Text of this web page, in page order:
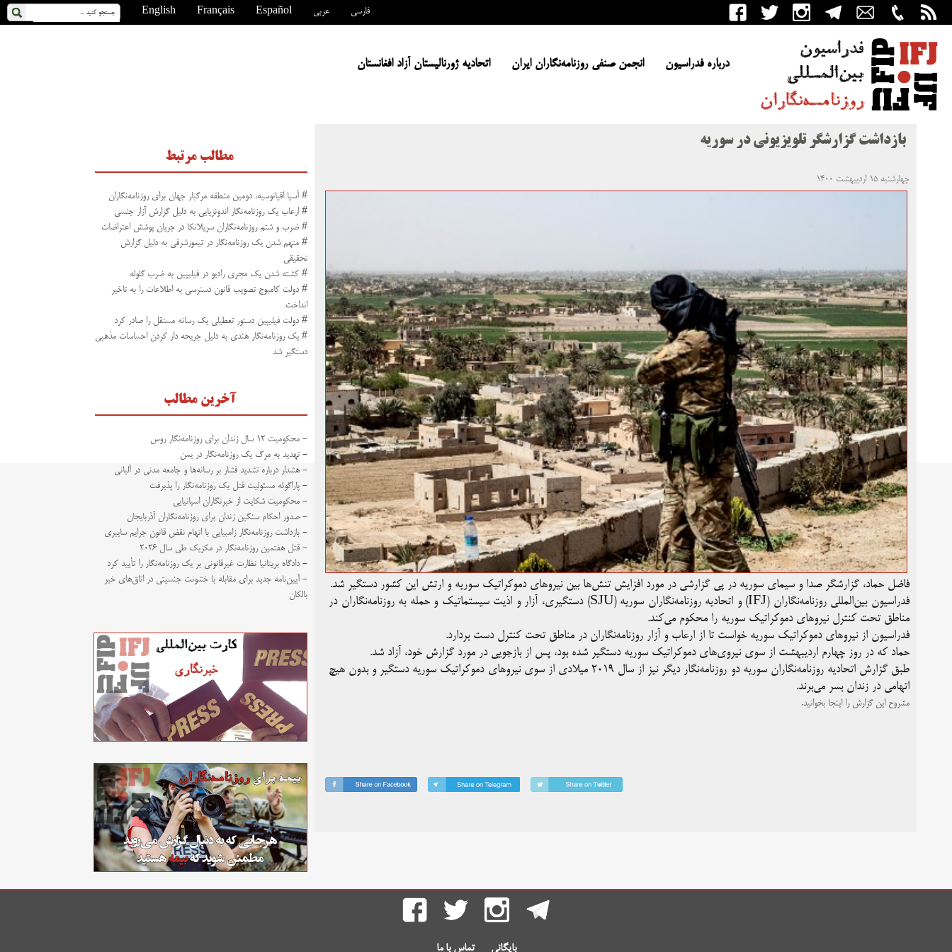
English Français Español عربی فارسی
درباره فدراسیون انجمن صنفی روزنامه‌نگاران ایران اتحادیه ژورنالیستان آزاد افغانستان
بازداشت گزارشگر تلویزیونی در سوریه
چهارشنبه ۱۵ اردیبهشت ۱۴۰۰
فاضل حماد، گزارشگر صدا و سیمای سوریه در پی گزارشی در مورد افزایش تنش‌ها بین نیروهای دموکراتیک سوریه و ارتش این کشور دستگیر شد.
فدراسیون بین‌المللی روزنامه‌نگاران (IFJ) و اتحادیه روزنامه‌نگاران سوریه (SJU) دستگیری، آزار و اذیت سیستماتیک و حمله به روزنامه‌نگاران در
مناطق تحت کنترل نیروهای دموکراتیک سوریه را محکوم می‌کند.
فدراسیون از نیروهای دموکراتیک سوریه خواست تا از ارعاب و آزار روزنامه‌نگاران در مناطق تحت کنترل دست بردارد.
حماد که در روز چهارم اردیبهشت از سوی نیروی‌های دموکراتیک سوریه دستگیر شده بود، پس از بازجویی در مورد گزارش خود، آزاد شد.
طبق گزارش اتحادیه روزنامه‌نگاران سوریه دو روزنامه‌نگار دیگر نیز از سال ۲۰۱۹ میلادی از سوی نیروهای دموکراتیک سوریه دستگیر و بدون هیچ
اتهامی در زندان بسر می‌برند.
مشروح این گزارش را اینجا بخوانید.
مطالب مرتبط
# آسیا اقیانوسیه، دومین منطقه مرگبار جهان برای روزنامه‌نگاران
# ارعاب یک روزنامه‌نگار اندونزیایی به دلیل گزارش آزار جنسی
# ضرب و شتم روزنامه‌نگاران سریلانکا در جریان پوشش اعتراضات
# متهم شدن یک روزنامه‌نگار در تیمورشرقی به دلیل گزارش
تحقیقی
# کشته شدن یک مجری رادیو در فیلیپین به ضرب گلوله
# دولت کامبوج تصویب قانون دسترسی به اطلاعات را به تاخیر
انداخت
# دولت فیلیپین دستور تعطیلی یک رسانه مستقل را صادر کرد
# یک روزنامه‌نگار هندی به دلیل جریحه دار کردن احساسات مذهبی
دستگیر شد
آخرین مطالب
- محکومیت ۱۲ سال زندان برای روزنامه‌نگار روس
- تهدید به مرگ یک روزنامه‌نگار در یمن
- هشدار درباره تشدید فشار بر رسانه‌ها و جامعه مدنی در آلبانی
- پاراگوئه مسئولیت قتل یک روزنامه‌نگار را پذیرفت
- محکومیت شکایت از خبرنگاران اسپانیایی
- صدور احکام سنگین زندان برای روزنامه‌نگاران آذربایجان
- بازداشت روزنامه‌نگار زامبیایی با اتهام نقض قانون جرایم سایبری
- قتل هفتمین روزنامه‌نگار در مکزیک طی سال ۲۰۲۶
- دادگاه بریتانیا نظارت غیرقانونی بر یک روزنامه‌نگار را تأیید کرد
- آیین‌نامه جدید برای مقابله با خشونت جنسیتی در اتاق‌های خبر
بالکان
بایگانی تماس با ما